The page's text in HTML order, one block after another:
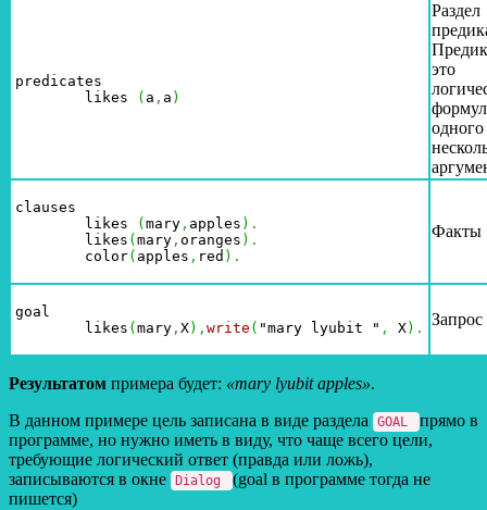
predicates
likes
( a , a )
Раздел
это
clauses
likes
( mary , apples ) .
	likes
( mary , oranges ) .
  	color
( apples , red ) .
Факты
goal
likes ( mary , X) , write ( "mary lyubit " , X) . Запрос
Результатом примера будет: «mary lyubit apples».
В данном примере цель записана в виде раздела GOAL
прямо в
программе, но нужно иметь в виду, что чаще всего цели,
требующие логический ответ (правда или ложь),
записываются в окне
Dialog
(goal в программе тогда не
пишется)